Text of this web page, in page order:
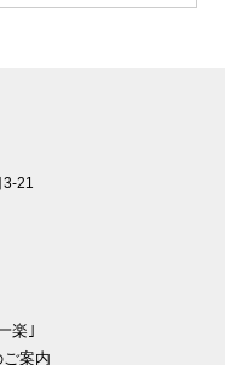
3-21
楽｣
ご案内